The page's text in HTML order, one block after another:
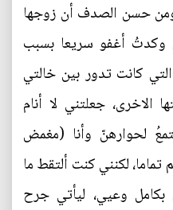
ومن حسن الصدف أن زوجها
وكدتُ أغفو سريعا بسبب
كانت تدور بين خالتي
الاخرى، جعلتني لا أنام
لحوارهنّ وأنا (مغمض
تماما، لكنني كنت ألتقط ما
بكامل وعيي، ليأتي جرح